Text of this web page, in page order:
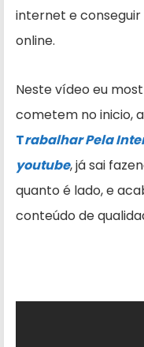
internet e
online.
Neste vídeo eu
cometem no inicio,
Trabalhar Pela
youtube, já sai
quanto é lado, e
conteúdo de